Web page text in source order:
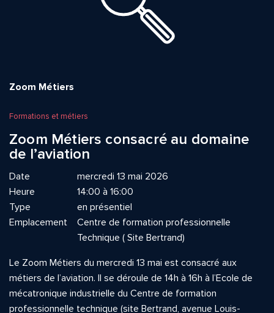
Zoom Métiers
Formations et métiers
Zoom Métiers consacré au domaine
de l’aviation
Date
mercredi 13 mai 2026
Heure
14:00 à 16:00
Type
en présentiel
Emplacement
Centre de formation professionnelle
Technique ( Site Bertrand)
Le Zoom Métiers du mercredi 13 mai est consacré aux
métiers de l’aviation. Il se déroule de 14h à 16h à l’Ecole de
mécatronique industrielle du Centre de formation
professionnelle technique (site Bertrand, avenue Louis-